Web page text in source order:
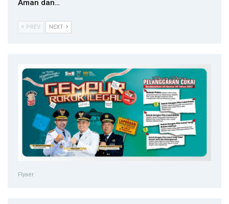
Aman dan…
PREV NEXT
Flyaer